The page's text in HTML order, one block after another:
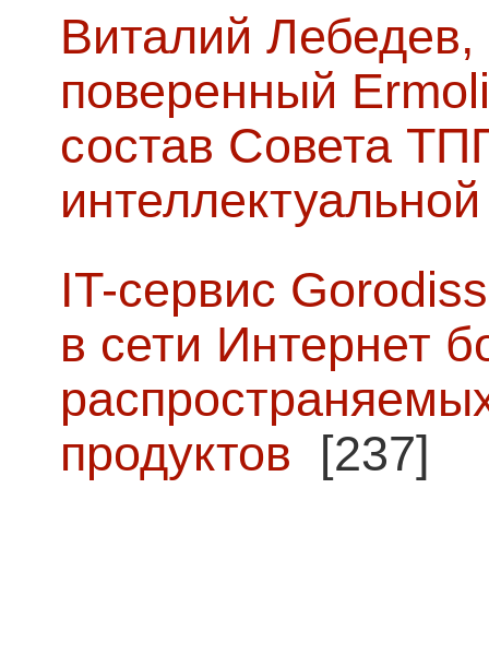
Виталий Лебедев,
поверенный
состав Совета
IT-сервис
в сети Интернет
продуктов [237]